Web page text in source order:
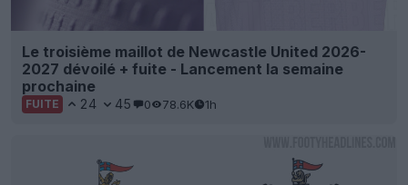
Le troisième maillot de Newcastle United 2026-
2027 dévoilé + fuite - Lancement la semaine
prochaine
FUITE 24 45 0 78.6K 1h